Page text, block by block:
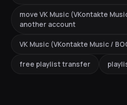
move VK Music (VKontakte
another account
VK Music (VKontakte Music /
free playlist transfer